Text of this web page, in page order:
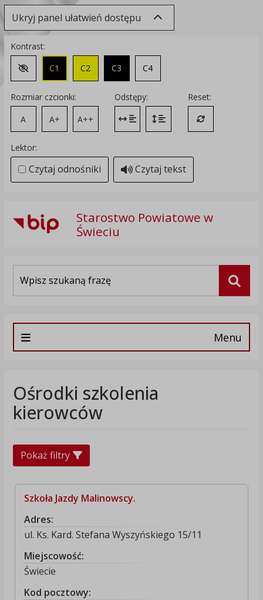
Ukryj panel ułatwień dostępu
Kontrast:
Zmień kontrast na domyślny
C1 C2 C3 C4
Rozmiar czcionki:
A
A+ A++
Odstępy:
Zmień odstęp między literami
Zmień interlinię i margines
Reset:
Przywróć
Lektor:
Czytaj odnośniki Czytaj tekst
Starostwo Powiatowe w
Świeciu
Menu
Ośrodki szkolenia
kierowców
Pokaż filtry
Szkoła Jazdy Malinowscy.
Adres:
ul. Ks. Kard. Stefana Wyszyńskiego 15/11
Miejscowość:
Świecie
Kod pocztowy: